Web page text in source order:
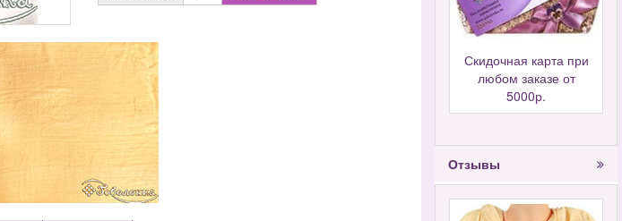
Скидочная карта при
любом заказе от
5000р.
Отзывы